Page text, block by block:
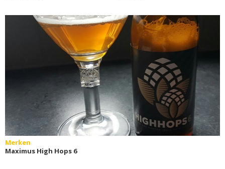
Merken
Maximus High Hops 6